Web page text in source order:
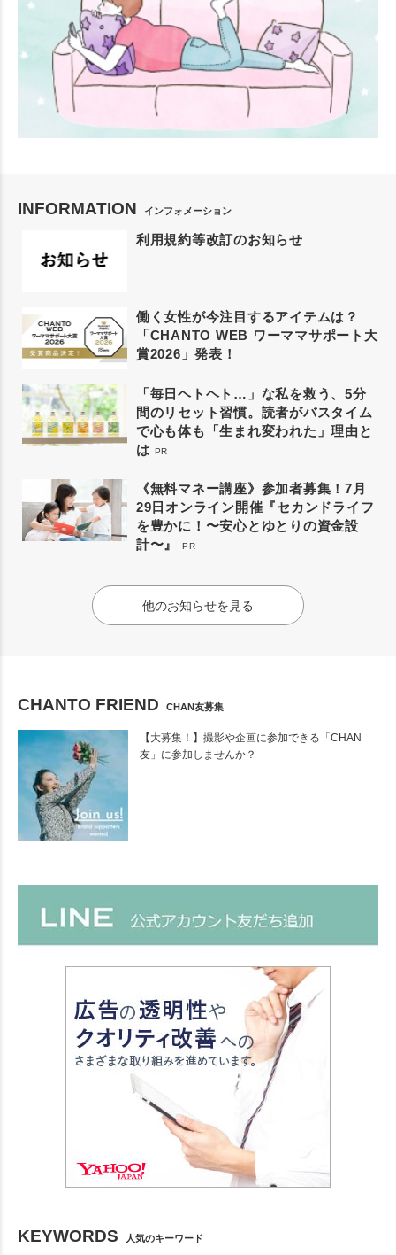
INFORMATION インフォメーション
利用規約等改訂のお知らせ
働く女性が今注目するアイテムは？
「CHANTO WEB ワーママサポート大
賞2026」発表！
「毎日ヘトヘト…」な私を救う、5分
間のリセット習慣。読者がバスタイム
で心も体も「生まれ変われた」理由と
は PR
《無料マネー講座》参加者募集！7月
29日オンライン開催『セカンドライフ
を豊かに！〜安心とゆとりの資金設
計〜』
PR
他のお知らせを見る
CHANTO FRIEND CHAN友募集
【大募集！】撮影や企画に参加できる「CHAN
友」に参加しませんか？
KEYWORDS 人気のキーワード